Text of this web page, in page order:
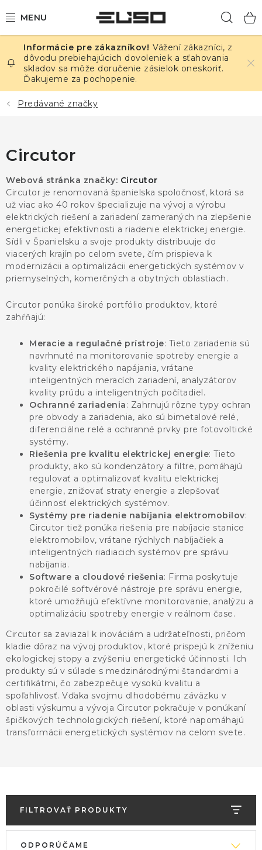
na
ELEKTRINA
TEPLOTA A VLHKOSŤ
TLAK A ÚNIKY
TLAČ DPS
OSTATNÉ
KONTAKTY
ZNAČKY
Obchodné podmienky GDPR Slovník pojmov
Vážení zákazníci, z
dôvodu prebiehajúcich dovoleniek a sťahovania
skladov sa môže doručenie zásielok oneskoriť.
Ďakujeme za pochopenie.
Predávané značky
Circutor
Webová stránka značky: Circutor
Circutor je renomovaná španielska spoločnosť, ktorá sa
už viac ako 40 rokov špecializuje na vývoj a výrobu
elektrických riešení a zariadení zameraných na zlepšenie
energetickej efektívnosti a riadenie elektrickej energie.
Sídli v Španielsku a svoje produkty distribuuje do
viacerých krajín po celom svete, čím prispieva k
modernizácii a optimalizácii energetických systémov v
priemyselných, komerčných a obytných oblastiach.
Circutor ponúka široké portfólio produktov, ktoré
zahŕňajú:
Meracie a regulačné prístroje: Tieto zariadenia sú
navrhnuté na monitorovanie spotreby energie a
kvality elektrického napájania, vrátane
inteligentných meracích zariadení, analyzátorov
kvality prúdu a inteligentných počítadiel.
Ochranné zariadenia: Zahrnujú rôzne typy ochran
pre obvody a zariadenia, ako sú bimetalové relé,
diferenciálne relé a ochranné prvky pre fotovoltické
systémy.
Riešenia pre kvalitu elektrickej energie: Tieto
produkty, ako sú kondenzátory a filtre, pomáhajú
regulovať a optimalizovať kvalitu elektrickej
energie, znižovať straty energie a zlepšovať
účinnosť elektrických systémov.
Systémy pre riadenie nabíjania elektromobilov:
Circutor tiež ponúka riešenia pre nabíjacie stanice
elektromobilov, vrátane rýchlych nabíjačiek a
inteligentných riadiacich systémov pre správu
nabíjania.
Software a cloudové riešenia: Firma poskytuje
pokročilé softvérové nástroje pre správu energie,
ktoré umožňujú efektívne monitorovanie, analýzu a
optimalizáciu spotreby energie v reálnom čase.
Circutor sa zaviazal k inováciám a udržateľnosti, pričom
kladie dôraz na vývoj produktov, ktoré prispejú k zníženiu
ekologickej stopy a zvýšeniu energetické účinnosti. Ich
produkty sú v súlade s medzinárodnými štandardmi a
certifikátmi, čo zabezpečuje vysokú kvalitu a
spoľahlivosť. Vďaka svojmu dlhodobému záväzku v
oblasti výskumu a vývoja Circutor pokračuje v ponúkaní
špičkových technologických riešení, ktoré napomáhajú
transformácii energetických systémov na celom svete.
FILTROVAŤ PRODUKTY
ODPORÚČAME